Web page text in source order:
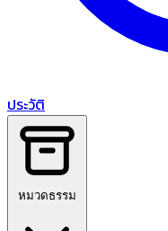
ประวัติ
หมวดธรรม